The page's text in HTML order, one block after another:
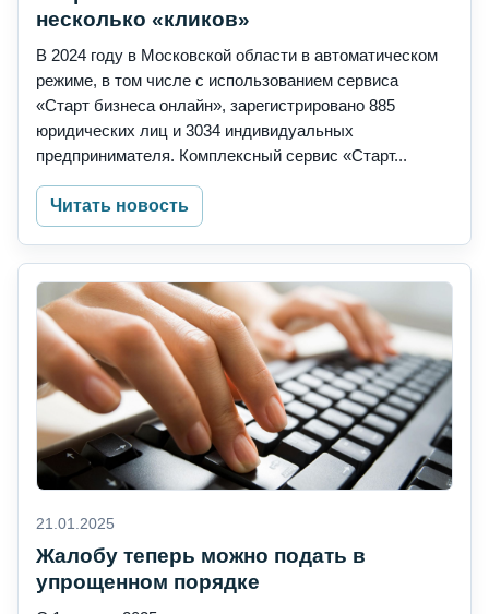
несколько «кликов»
В 2024 году в Московской области в автоматическом
режиме, в том числе с использованием сервиса
«Старт бизнеса онлайн», зарегистрировано 885
юридических лиц и 3034 индивидуальных
предпринимателя. Комплексный сервис «Старт...
Читать новость
21.01.2025
Жалобу теперь можно подать в
упрощенном порядке